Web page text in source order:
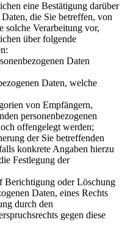
eine Bestätigung darüber
die Sie betreffen, von
solche Verarbeitung vor,
über folgende
Daten
Daten, welche
von Empfängern,
personenbezogenen
offengelegt werden;
der Sie betreffenden
konkrete Angaben hierzu
Festlegung der
Berichtigung oder Löschung
Daten, eines Rechts
durch den
gegen diese